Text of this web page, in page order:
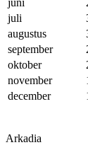
juli
augustus
september
oktober
november
december
Arkadia